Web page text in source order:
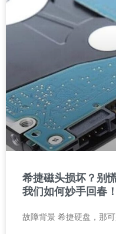
希捷磁头损坏？别
我们如何妙手回春！
故障背景 希捷硬盘，那可